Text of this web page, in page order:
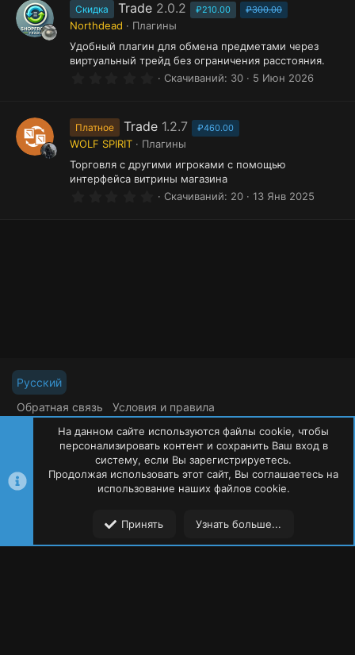
з
ё
з
д
Скидка Trade 2.0.2 ₽210.00 ₽300.00
Northdead
Плагины
Удобный плагин для обмена предметами через
виртуальный трейд без ограничения расстояния.
0
з
ё
з
д
Скачиваний 30 5 Июн 2026
Платное Trade 1.2.7 ₽460.00
WOLF SPIRIT
Плагины
Торговля с другими игроками с помощью
интерфейса витрины магазина
0 Скачиваний 20 13 Янв 2025
Русский
Обратная связь
Условия и правила
Политика конфиденциальности
Помощь
R
S
S
©Oxide Россия2015-2026
На данном сайте используются файлы cookie, чтобы
персонализировать контент и сохранить Ваш вход в
систему, если Вы зарегистрируетесь.
Продолжая использовать этот сайт, Вы соглашаетесь на
использование наших файлов cookie.
Принять Узнать больше...